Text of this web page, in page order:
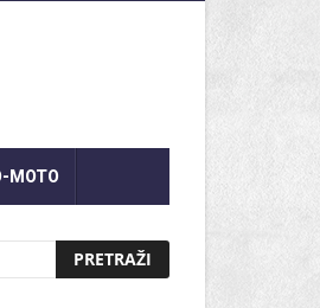
MOTO